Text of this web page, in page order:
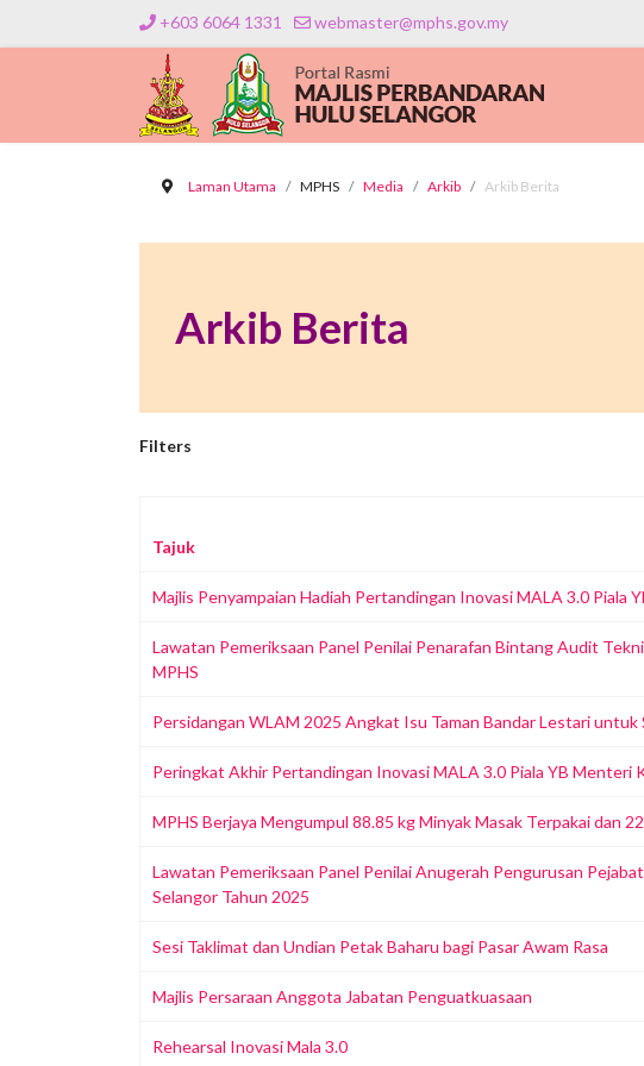
+603 6064 1331 webmaster@mphs.gov.my
Laman Utama MPHS Media Arkib Arkib Berita
Arkib Berita
Filters
Tajuk
Majlis Penyampaian Hadiah Pertandingan Inovasi MALA 3.0 Piala
Lawatan Pemeriksaan Panel Penilai Penarafan Bintang Audit
MPHS
Persidangan WLAM 2025 Angkat Isu Taman Bandar Lestari untuk
Peringkat Akhir Pertandingan Inovasi MALA 3.0 Piala YB Menteri
MPHS Berjaya Mengumpul 88.85 kg Minyak Masak Terpakai dan
Lawatan Pemeriksaan Panel Penilai Anugerah Pengurusan
Selangor Tahun 2025
Sesi Taklimat dan Undian Petak Baharu bagi Pasar Awam Rasa
Majlis Persaraan Anggota Jabatan Penguatkuasaan
Rehearsal Inovasi Mala 3.0